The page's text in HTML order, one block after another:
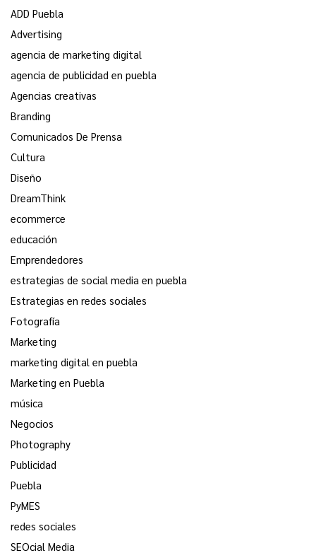
ADD Puebla
Advertising
agencia de marketing digital
agencia de publicidad en puebla
Agencias creativas
Branding
Comunicados De Prensa
Cultura
Diseño
DreamThink
ecommerce
educación
Emprendedores
estrategias de social media en puebla
Estrategias en redes sociales
Fotografía
Marketing
marketing digital en puebla
Marketing en Puebla
música
Negocios
Photography
Publicidad
Puebla
PyMES
redes sociales
SEOcial Media